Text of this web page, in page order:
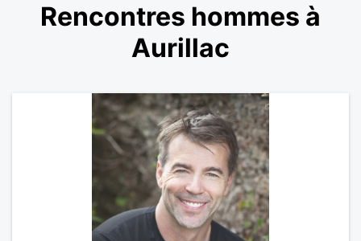
Rencontres hommes à
Aurillac